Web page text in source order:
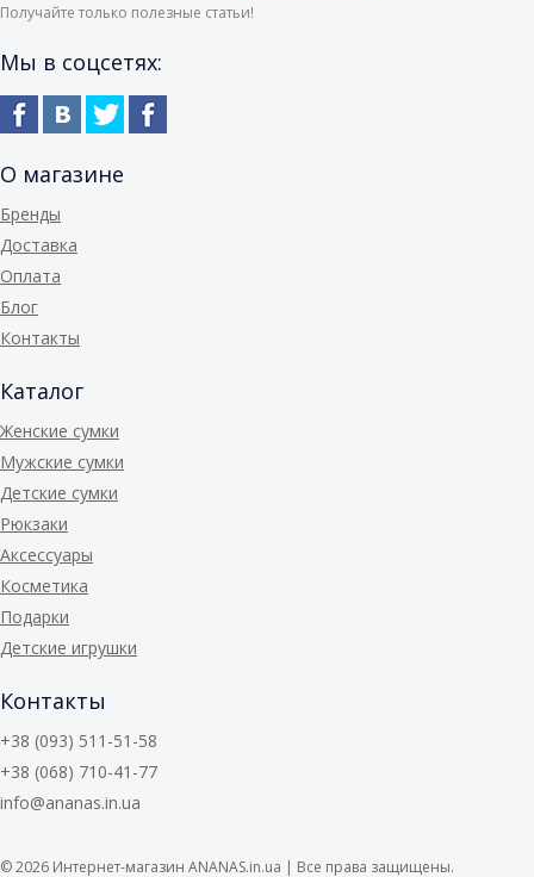
Получайте только полезные статьи!
Мы в соцсетях:
О магазине
Бренды
Доставка
Оплата
Блог
Контакты
Каталог
Женские сумки
Мужские сумки
Детские сумки
Рюкзаки
Аксессуары
Косметика
Подарки
Детские игрушки
Контакты
+38 (093) 511-51-58
+38 (068) 710-41-77
info@ananas.in.ua
© 2026 Интернет-магазин ANANAS.in.ua | Все права защищены.